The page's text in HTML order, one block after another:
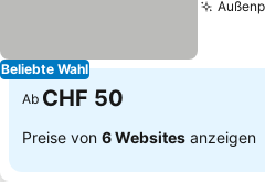
Beliebte Wahl
Ab CHF 50
Preise von 6 Websites anzeigen